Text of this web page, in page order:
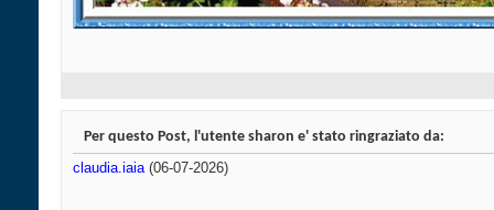
Per questo Post, l'utente sharon e' stato ringraziato da:
claudia.iaia (06-07-2026)